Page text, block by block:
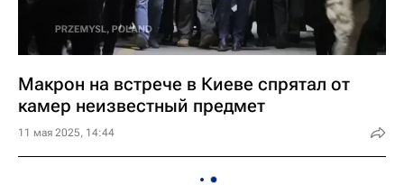
Макрон на встрече в Киеве спрятал от
камер неизвестный предмет
11 мая 2025, 14:44